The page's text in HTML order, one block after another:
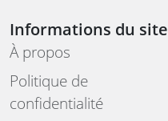
Informations du site
À propos
Politique de
confidentialité